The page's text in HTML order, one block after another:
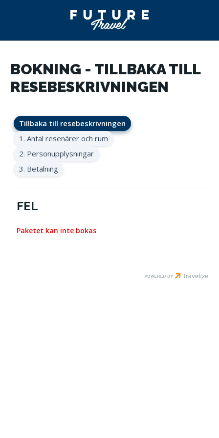
BOKNING - TILLBAKA TILL
RESEBESKRIVNINGEN
Tillbaka till resebeskrivningen
1. Antal resenärer och rum
2. Personupplysningar
3. Betalning
FEL
Paketet kan inte bokas